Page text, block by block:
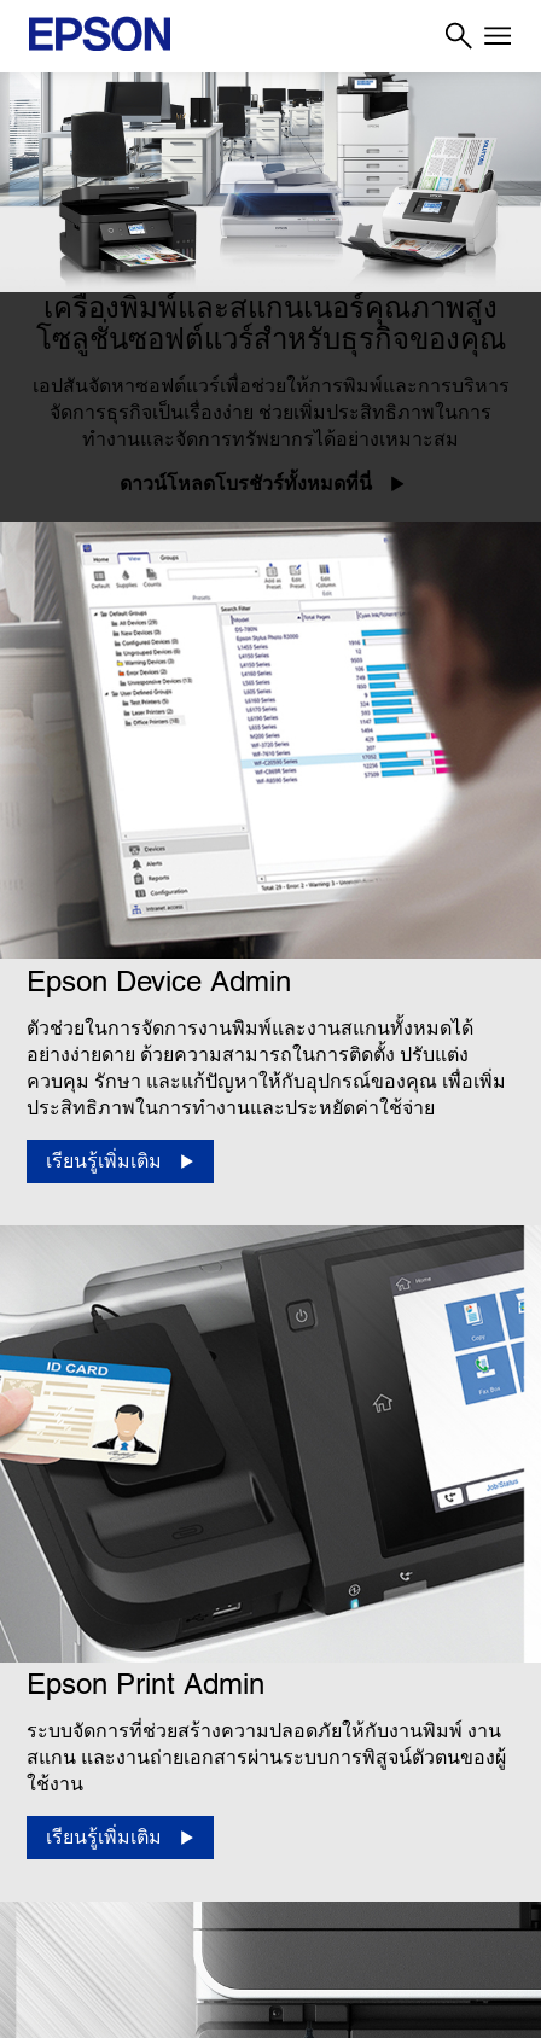
เครื่องพิมพ์และสแกนเนอร์คุณภาพสูง
โซลูชั่นซอฟต์แวร์สำหรับธุรกิจของคุณ
เอปสันจัดหาซอฟต์แวร์เพื่อช่วยให้การพิมพ์และการบริหาร
จัดการธุรกิจเป็นเรื่องง่าย ช่วยเพิ่มประสิทธิภาพในการ
ทำงานและจัดการทรัพยากรได้อย่างเหมาะสม
ดาวน์โหลดโบรชัวร์ทั้งหมดที่นี่
Epson Device Admin
ตัวช่วยในการจัดการงานพิมพ์และงานสแกนทั้งหมดได้
อย่างง่ายดาย ด้วยความสามารถในการติดตั้ง ปรับแต่ง
ควบคุม รักษา และแก้ปัญหาให้กับอุปกรณ์ของคุณ เพื่อเพิ่ม
ประสิทธิภาพในการทำงานและประหยัดค่าใช้จ่าย
เรียนรู้เพิ่มเติม
Epson Print Admin
ระบบจัดการที่ช่วยสร้างความปลอดภัยให้กับงานพิมพ์ งาน
สแกน และงานถ่ายเอกสารผ่านระบบการพิสูจน์ตัวตนของผู้
ใช้งาน
เรียนรู้เพิ่มเติม